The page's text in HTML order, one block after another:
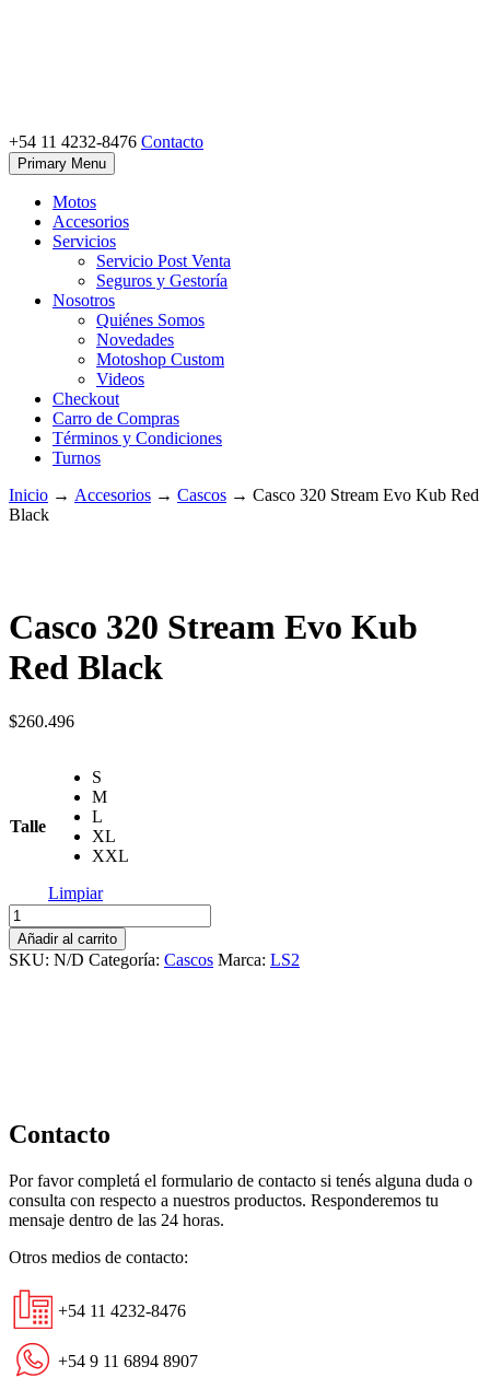
Motoshop Ezeiza
Motos y Accesorios
+54 11 4232-8476 Contacto
Primary Menu
Motos
Accesorios
Servicios
Servicio Post Venta
Seguros y Gestoría
Nosotros
Quiénes Somos
Novedades
Motoshop Custom
Videos
Checkout
Carro de Compras
Términos y Condiciones
Turnos
Inicio → Accesorios → Cascos → Casco 320 Stream Evo Kub Red
Black
Casco 320 Stream Evo Kub
Red Black
$260.496
Talle
S
M
L
XL
XXL
Limpiar
Casco
320
Stream
Evo
Añadir al carrito
SKU: N/D Categoría: Cascos Marca: LS2
Contacto
Por favor completá el formulario de contacto si tenés alguna duda o
consulta con respecto a nuestros productos. Responderemos tu
mensaje dentro de las 24 horas.
Otros medios de contacto:
+54 11 4232-8476
+54 9 11 6894 8907